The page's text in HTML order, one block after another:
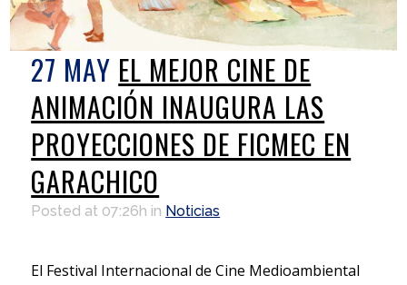
27 MAY EL MEJOR CINE DE
ANIMACIÓN INAUGURA LAS
PROYECCIONES DE FICMEC EN
GARACHICO
Posted at 07:26h in Noticias
El Festival Internacional de Cine Medioambiental